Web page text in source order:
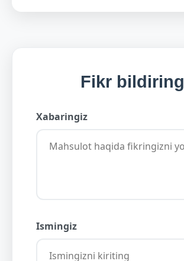
Fikr bildiring
Xabaringiz
Ismingiz